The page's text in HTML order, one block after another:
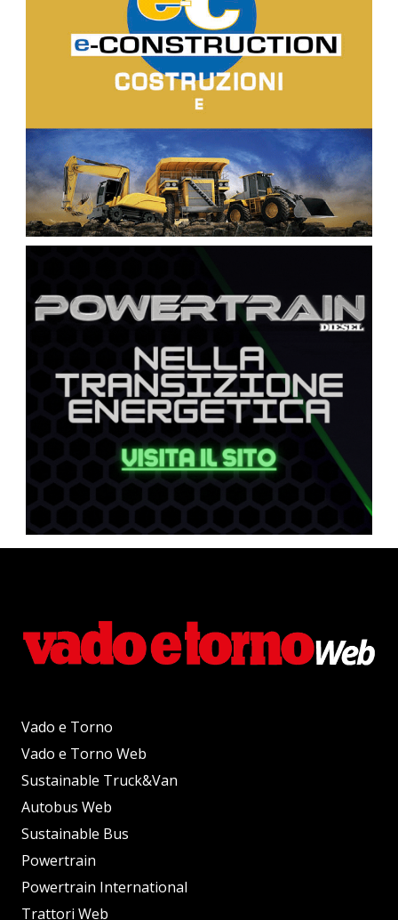
Vado e Torno
Vado e Torno Web
Sustainable Truck&Van
Autobus Web
Sustainable Bus
Powertrain
Powertrain International
Trattori Web